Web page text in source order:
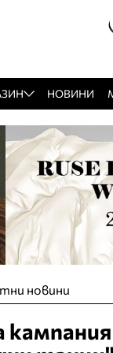
НОВИНИ
новини